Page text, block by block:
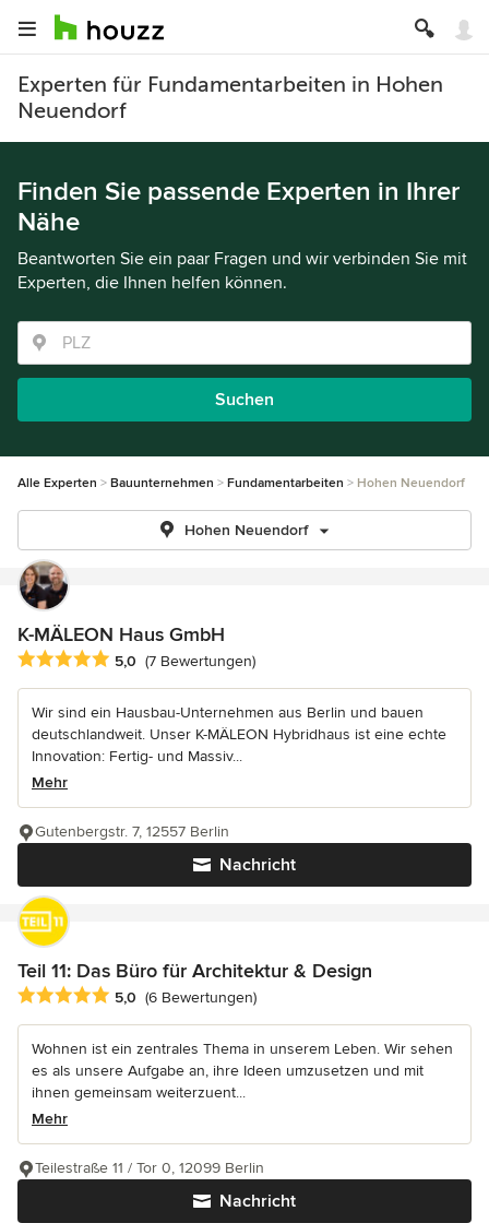
Experten für Fundamentarbeiten in Hohen
Neuendorf
Finden Sie passende Experten in Ihrer
Nähe
Beantworten Sie ein paar Fragen und wir verbinden Sie mit
Experten, die Ihnen helfen können.
Suchen
Alle Experten Bauunternehmen Fundamentarbeiten Hohen Neuendorf
Hohen Neuendorf
K-MÄLEON Haus GmbH
Durchschnittliche Bewertung: 5 von 5 Sternen
5,0 (7 Bewertungen)
Wir sind ein Hausbau-Unternehmen aus Berlin und bauen
deutschlandweit. Unser K-MÄLEON Hybridhaus ist eine echte
Innovation: Fertig- und Massiv...
Mehr
Nachricht
Gutenbergstr. 7, 12557 Berlin
Teil 11: Das Büro für Architektur & Design
Durchschnittliche Bewertung: 5 von 5 Sternen
5,0 (6 Bewertungen)
Wohnen ist ein zentrales Thema in unserem Leben. Wir sehen
es als unsere Aufgabe an, ihre Ideen umzusetzen und mit
ihnen gemeinsam weiterzuent...
Mehr
Nachricht
Teilestraße 11 / Tor 0, 12099 Berlin